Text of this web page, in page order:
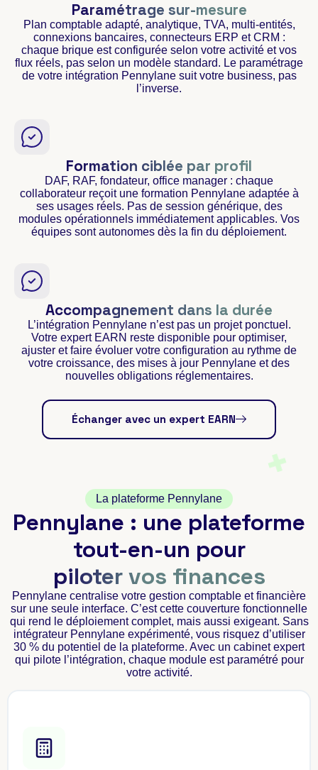
Paramétrage sur-mesure
Plan comptable adapté, analytique, TVA, multi-entités,
connexions bancaires, connecteurs ERP et CRM :
chaque brique est configurée selon votre activité et vos
flux réels, pas selon un modèle standard. Le paramétrage
de votre intégration Pennylane suit votre business, pas
l’inverse.
Formation ciblée par profil
DAF, RAF, fondateur, office manager : chaque
collaborateur reçoit une formation Pennylane adaptée à
ses usages réels. Pas de session générique, des
modules opérationnels immédiatement applicables. Vos
équipes sont autonomes dès la fin du déploiement.
Accompagnement dans la durée
L’intégration Pennylane n’est pas un projet ponctuel.
Votre expert EARN reste disponible pour optimiser,
ajuster et faire évoluer votre configuration au rythme de
votre croissance, des mises à jour Pennylane et des
nouvelles obligations réglementaires.
Échanger avec un expert EARN
La plateforme Pennylane
Pennylane : une plateforme
tout-en-un pour
piloter vos finances
Pennylane centralise votre gestion comptable et financière
sur une seule interface. C’est cette couverture fonctionnelle
qui rend le déploiement complet, mais aussi exigeant. Sans
intégrateur Pennylane expérimenté, vous risquez d’utiliser
30 % du potentiel de la plateforme. Avec un cabinet expert
qui pilote l’intégration, chaque module est paramétré pour
votre activité.